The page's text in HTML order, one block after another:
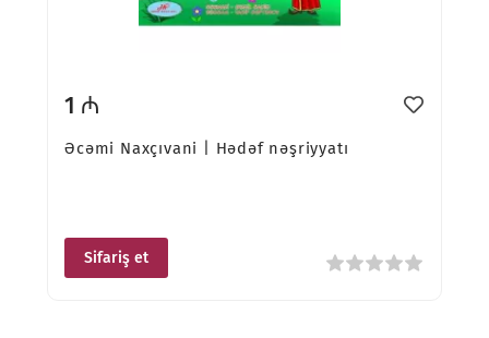
1 ₼
Əcəmi Naxçıvani | Hədəf nəşriyyatı
Sifariş et